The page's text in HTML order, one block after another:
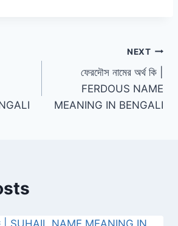
NEXT
ফেরদৌস নামের অর্থ কি |
FERDOUS NAME
MEANING IN BENGALI